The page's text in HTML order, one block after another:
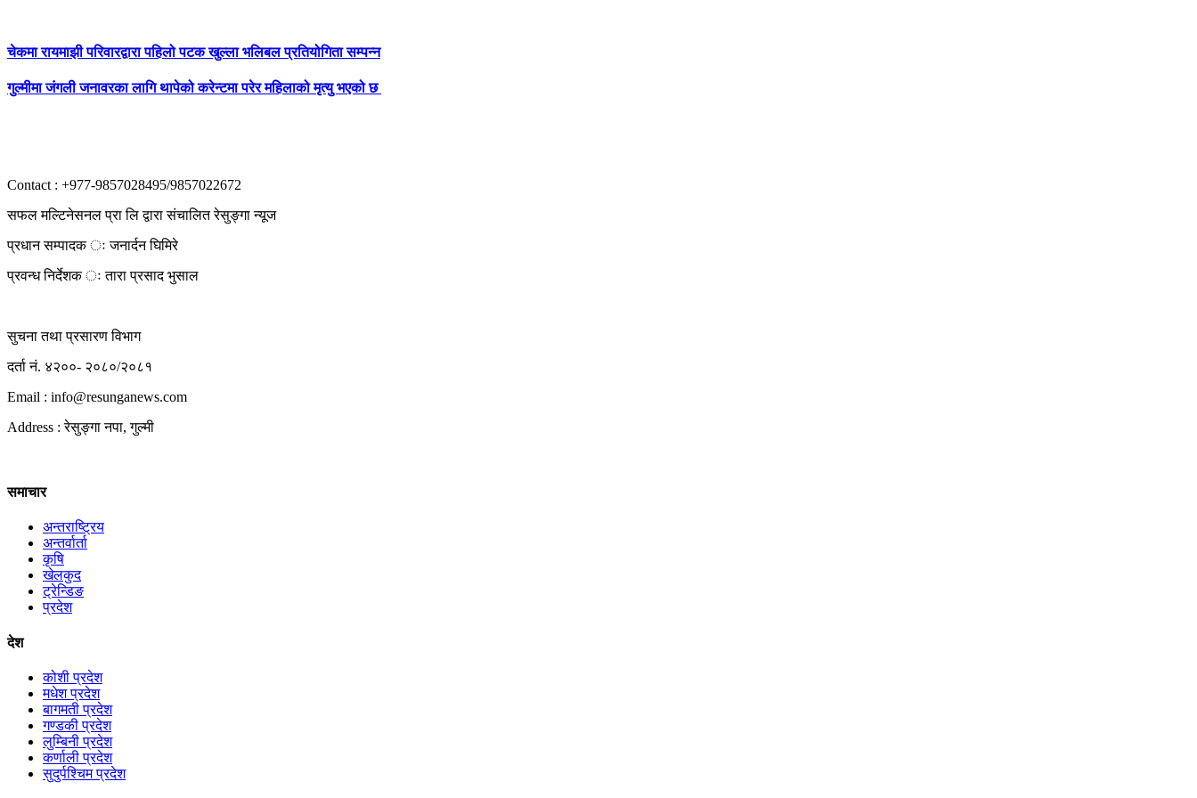
चेकमा रायमाझी परिवारद्वारा पहिलो पटक खुल्ला भलिबल प्रतियोगिता सम्पन्न
गुल्मीमा जंगली जनावरका लागि थापेको करेन्टमा परेर महिलाको मृत्यु भएको छ
Contact : +977-9857028495/9857022672
सफल मल्टिनेसनल प्रा लि द्वारा संचालित रेसुङ्गा न्यूज
प्रधान सम्पादक ः जनार्दन घिमिरे
प्रवन्ध निर्देशक ः तारा प्रसाद भुसाल
सुचना तथा प्रसारण विभाग
दर्ता नं. ४२००- २०८०/२०८१
Email : info@resunganews.com
Address : रेसुङ्गा नपा, गुल्मी
समाचार
अन्तराष्ट्रिय
अन्तर्वार्ता
कृषि
खेलकुद
ट्रेन्डिङ
प्रदेश
देश
कोशी प्रदेश
मधेश प्रदेश
बागमती प्रदेश
गण्डकी प्रदेश
लुम्बिनी प्रदेश
कर्णाली प्रदेश
सुदुर्पश्चिम प्रदेश